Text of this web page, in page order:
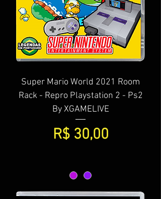
Super Mario World 2021 Room
Rack - Repro Playstation 2 - Ps2
By XGAMELIVE
Preço
R$ 30,00